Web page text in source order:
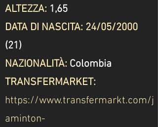
ALTEZZA: 1,65
DATA DI NASCITA: 24/05/2000
(21)
NAZIONALITÀ: Colombia
TRANSFERMARKET:
https://www.transfermarkt.com/j
aminton-